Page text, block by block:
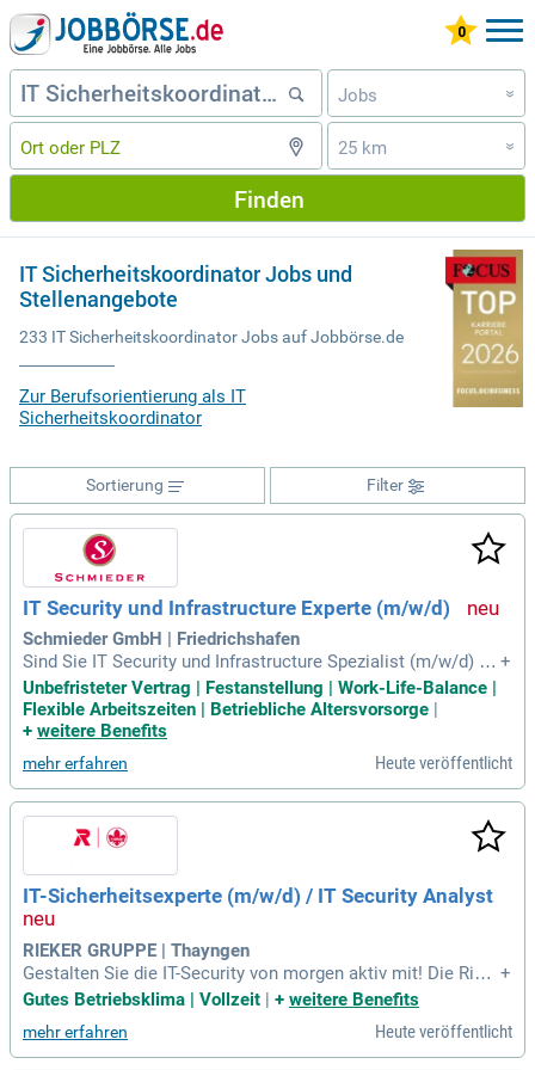
Jobs »
25 km »
Finden
IT Sicherheitskoordinator Jobs und
Stellenangebote
233 IT Sicherheitskoordinator Jobs auf Jobbörse.de
Zur Berufsorientierung als IT
Sicherheitskoordinator
Filter
Sortierung
IT Security und Infrastructure Experte (m/w/d)
Schmieder GmbH | Friedrichshafen
Sind Sie IT Security und Infrastructure Spezialist (m/w/d) mi
t Erfahrung in Netzwerk und Cloud? Schmieder bietet Ihnen
eine einzigartige Gelegenheit in der Region Bodensee-Obers
chwaben. Seit über 40 Jahren vermitteln wir erfolgreich Fac
unserem großen Netzwerk – eine Bewerbung genügt! Wir su
chen einen engagierten Experten für die Optimierung und de
n Betrieb von Serverlandschaften. Übernehmen Sie Verantw
ortung für das Patchmanagement und die Sicherheit unserer
Systeme in Friedrichshafen. Bewerben Sie sich jetzt und ges
talten Sie Ihre Zukunft bei uns!
+
Unbefristeter Vertrag | Festanstellung | Work-Life-Balance |
Flexible Arbeitszeiten | Betriebliche Altersvorsorge
+ weitere Benefits
mehr erfahren Heute veröffentlicht
IT-Sicherheitsexperte (m/w/d) / IT Security Analyst
RIEKER GRUPPE | Thayngen
Gestalten Sie die IT-Security von morgen aktiv mit! Die Riek
er Unternehmensgruppe, einer der führenden Schuhherstelle
n Standort Thayngen. In dieser Position spielen Sie eine ent
scheidende Rolle in der Weiterentwicklung unserer Sicherhe
+
Gutes Betriebsklima | Vollzeit | + weitere Benefits
mehr erfahren Heute veröffentlicht